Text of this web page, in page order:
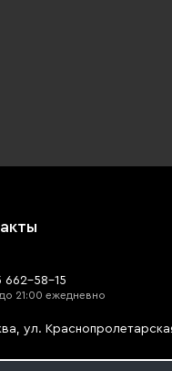
662-58-15
до 21:00 ежедневно
ул.